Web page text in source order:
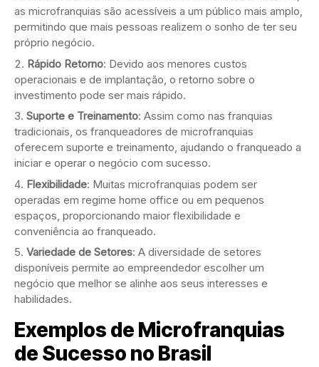
as microfranquias são acessíveis a um público mais amplo,
permitindo que mais pessoas realizem o sonho de ter seu
próprio negócio.
Rápido Retorno: Devido aos menores custos
operacionais e de implantação, o retorno sobre o
investimento pode ser mais rápido.
Suporte e Treinamento: Assim como nas franquias
tradicionais, os franqueadores de microfranquias
oferecem suporte e treinamento, ajudando o franqueado a
iniciar e operar o negócio com sucesso.
Flexibilidade: Muitas microfranquias podem ser
operadas em regime home office ou em pequenos
espaços, proporcionando maior flexibilidade e
conveniência ao franqueado.
Variedade de Setores: A diversidade de setores
disponíveis permite ao empreendedor escolher um
negócio que melhor se alinhe aos seus interesses e
habilidades.
Exemplos de Microfranquias
de Sucesso no Brasil